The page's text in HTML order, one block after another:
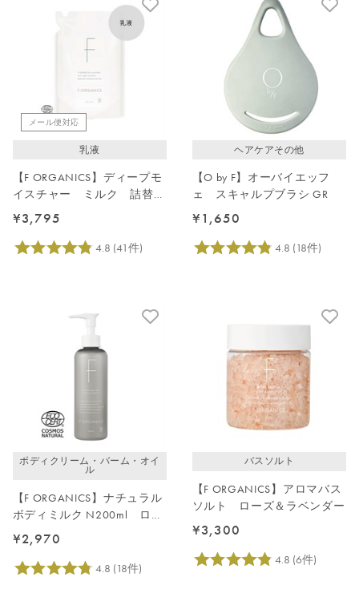
メール便対応
乳液
【F ORGANICS】ディープモ
イスチャー ミルク 詰替え
用 110mL
¥3,795
ヘアケアその他
【O by F】オーバイエッフ
ェ スキャルプブラシ GR
¥1,650
ボディクリーム・バーム・オイ
ル
【F ORGANICS】ナチュラル
ボディミルク N200ml ロー
ズ＆シダーウッド
¥2,970
バスソルト
【F ORGANICS】アロマバス
ソルト ローズ＆ラベンダー
¥3,300